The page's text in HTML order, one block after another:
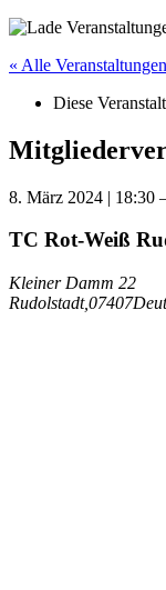
« Alle Veranstaltungen
Diese
8. März 2024 | 18:30
TC Rot-Weiß
Kleiner Damm 22
Rudolstadt,07407